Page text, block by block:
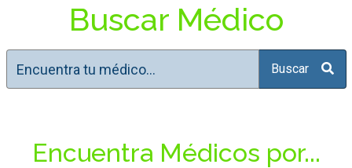
Buscar Médico
Buscar
Encuentra Médicos por...